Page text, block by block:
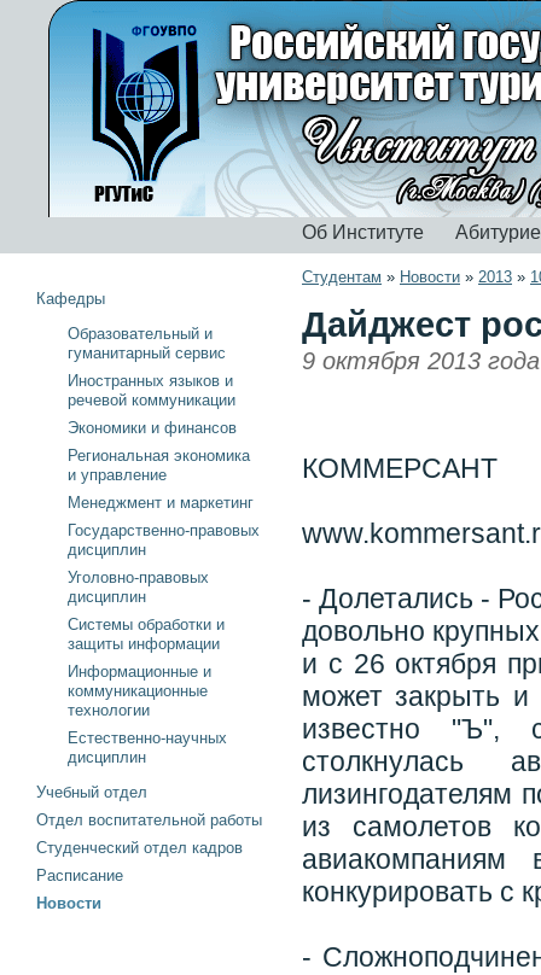
Об Институте
Студентам » Новости » 2013 »
Дайджест
9 октября 2013 года
КОММЕРСАНТ
- Долетались -
довольно
и с 26 октября
может закрыть и
известно "Ъ",
столкнулась
лизингодателям
из самолетов
авиакомпаниям
конкурировать с
-
Кафедры
Образовательный и
гуманитарный сервис
Иностранных языков и
речевой коммуникации
Экономики и финансов
Региональная экономика
и управление
Менеджмент и маркетинг
Государственно-правовых
дисциплин
Уголовно-правовых
дисциплин
Системы обработки и
защиты информации
Информационные и
коммуникационные
технологии
Естественно-научных
дисциплин
Учебный отдел
Отдел воспитательной работы
Студенческий отдел кадров
Расписание
Новости